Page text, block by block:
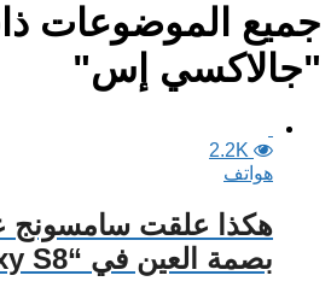
جميع الموضوعات
"جالاكسي إس"
2.2K
هواتف
هكذا علقت سامسونج
بصمة العين في “Galaxy S8”